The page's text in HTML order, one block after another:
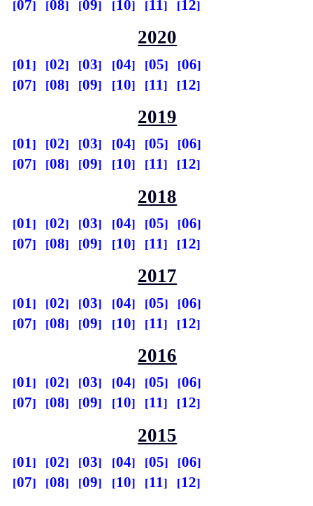
07 08 09 10 11 12
2020
01 02 03 04 05
06
07
08 09 10 11 12
2019
01 02 03 04 05
06
07
08 09 10 11 12
2018
01 02 03 04 05
06
07
08 09 10 11 12
2017
01 02 03 04 05
06
07
08 09 10 11 12
2016
01 02 03 04 05
06
07
08 09 10 11 12
2015
01 02 03 04 05
06
07
08 09 10 11 12